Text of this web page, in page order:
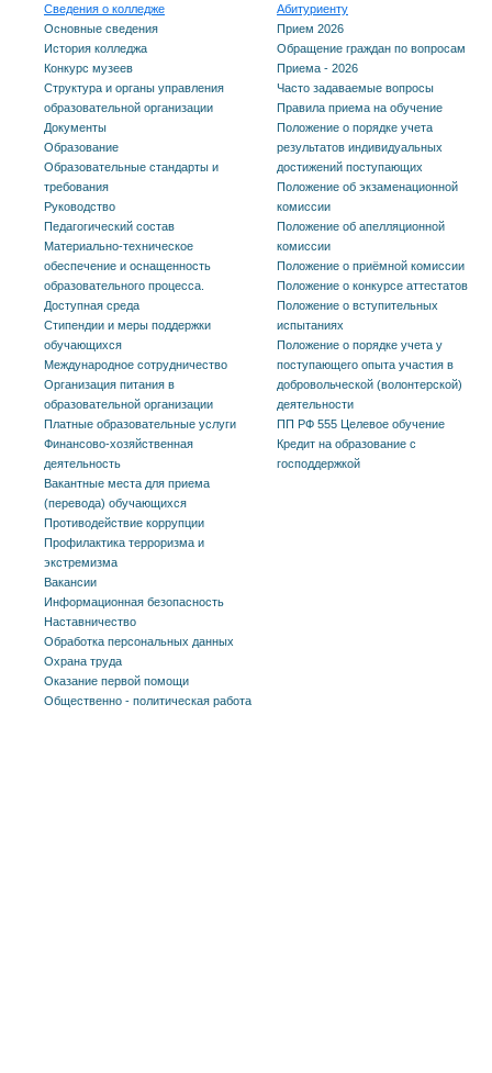
Сведения о колледже
Основные сведения
История колледжа
Конкурс музеев
Структура и органы управления
образовательной организации
Документы
Образование
Образовательные стандарты и
требования
Руководство
Педагогический состав
Материально-техническое
обеспечение и оснащенность
образовательного процесса.
Доступная среда
Стипендии и меры поддержки
обучающихся
Международное сотрудничество
Организация питания в
образовательной организации
Платные образовательные услуги
Финансово-хозяйственная
деятельность
Вакантные места для приема
(перевода) обучающихся
Противодействие коррупции
Профилактика терроризма и
экстремизма
Вакансии
Информационная безопасность
Наставничество
Обработка персональных данных
Охрана труда
Оказание первой помощи
Общественно - политическая работа
Абитуриенту
Прием 2026
Обращение граждан по вопросам
Приема - 2026
Часто задаваемые вопросы
Правила приема на обучение
Положение о порядке учета
результатов индивидуальных
достижений поступающих
Положение об экзаменационной
комиссии
Положение об апелляционной
комиссии
Положение о приёмной комиссии
Положение о конкурсе аттестатов
Положение о вступительных
испытаниях
Положение о порядке учета у
поступающего опыта участия в
добровольческой (волонтерской)
деятельности
ПП РФ 555 Целевое обучение
Кредит на образование с
господдержкой